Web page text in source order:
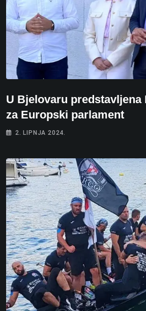
U Bjelovaru predstavljena
za Europski parlament
2. LIPNJA 2024.